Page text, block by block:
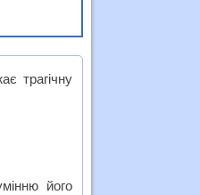
трагічну
його